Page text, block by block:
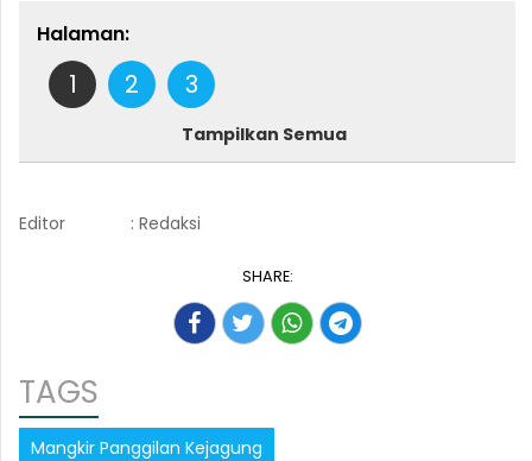
Halaman:
1 2 3
Tampilkan Semua
Editor : Redaksi
SHARE:
TAGS
Mangkir Panggilan Kejagung